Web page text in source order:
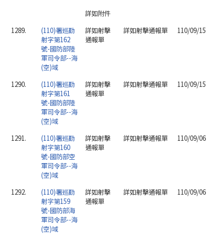
詳如附件
1289.
(110)署巡勤
射字第162
號-國防部陸
軍司令部--海
(空)域
詳如射擊
通報單
詳如射擊通報單 110/09/15
1290.
(110)署巡勤
射字第161
號-國防部陸
軍司令部--海
(空)域
詳如射擊
通報單
詳如射擊通報單 110/09/15
1291.
(110)署巡勤
射字第160
號-國防部空
軍司令部--海
(空)域
詳如射擊
通報單
詳如射擊通報單 110/09/06
1292.
(110)署巡勤
射字第159
號-國防部海
軍司令部--海
(空)域
詳如射擊
通報單
詳如射擊通報單 110/09/06